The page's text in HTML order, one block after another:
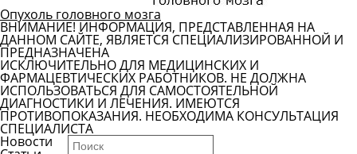
Опухоль головного мозга
ВНИМАНИЕ! ИНФОРМАЦИЯ, ПРЕДСТАВЛЕННАЯ НА
ДАННОМ САЙТЕ, ЯВЛЯЕТСЯ СПЕЦИАЛИЗИРОВАННОЙ И
ПРЕДНАЗНАЧЕНА
ИСКЛЮЧИТЕЛЬНО ДЛЯ МЕДИЦИНСКИХ И
ФАРМАЦЕВТИЧЕСКИХ РАБОТНИКОВ. НЕ ДОЛЖНА
ИСПОЛЬЗОВАТЬСЯ ДЛЯ САМОСТОЯТЕЛЬНОЙ
ДИАГНОСТИКИ И ЛЕЧЕНИЯ. ИМЕЮТСЯ
ПРОТИВОПОКАЗАНИЯ. НЕОБХОДИМА КОНСУЛЬТАЦИЯ
СПЕЦИАЛИСТА
Новости